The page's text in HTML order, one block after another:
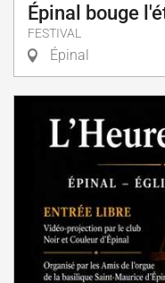
Épinal bouge
FESTIVAL
Épinal